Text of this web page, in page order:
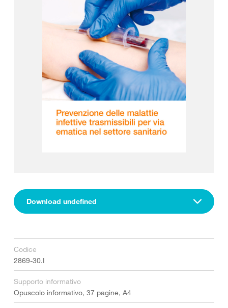
Download undefined
Codice
2869-30.I
Supporto informativo
Opuscolo informativo, 37 pagine, A4